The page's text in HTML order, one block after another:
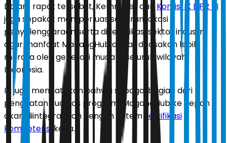
Dalam rapat tersebut, Kemnaker danKomisi IX DPR RI
juga sepakat memperluas sebaran lokasi
penyelenggaraan serta diversifikasi sektor industri
agar manfaat MagangHub dapat dirasakan lebih
merata oleh generasi muda di seluruh wilayah
Indonesia.
Ia juga mengatakan bahwa sebagai bagian dari
penguatan kualitas program, MagangHub ke depan
akan diintegrasikan dengan sistem sertifikasi
kompetensi kerja.